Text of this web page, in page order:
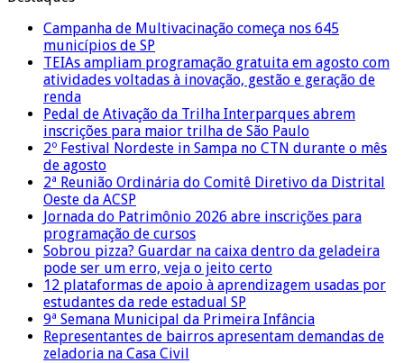
Campanha de Multivacinação começa nos 645
municípios de SP
TEIAs ampliam programação gratuita em agosto com
atividades voltadas à inovação, gestão e geração de
renda
Pedal de Ativação da Trilha Interparques abrem
inscrições para maior trilha de São Paulo
2º Festival Nordeste in Sampa no CTN durante o mês
de agosto
2ª Reunião Ordinária do Comitê Diretivo da Distrital
Oeste da ACSP
Jornada do Patrimônio 2026 abre inscrições para
programação de cursos
Sobrou pizza? Guardar na caixa dentro da geladeira
pode ser um erro, veja o jeito certo
12 plataformas de apoio à aprendizagem usadas por
estudantes da rede estadual SP
9ª Semana Municipal da Primeira Infância
Representantes de bairros apresentam demandas de
zeladoria na Casa Civil